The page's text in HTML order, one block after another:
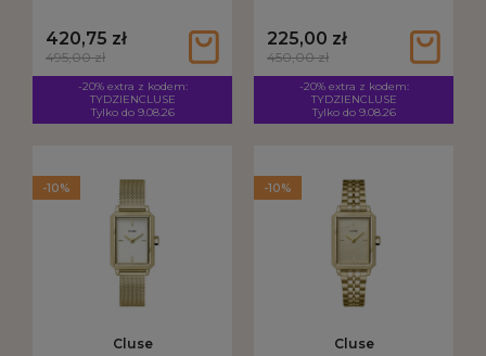
420,75 zł
495,00 zł
-20% extra z kodem:
TYDZIENCLUSE
Tylko do 9.08.26
225,00 zł
450,00 zł
-20% extra z kodem:
TYDZIENCLUSE
Tylko do 9.08.26
Cluse
-10%
Cluse
-10%